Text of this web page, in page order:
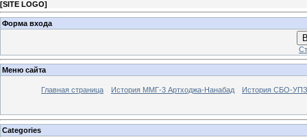
[SITE LOGO]
Форма входа
Меню сайта
Главная страница История ММГ-3 Артходжа-Нанабад История СБО-УПЗ
Categories